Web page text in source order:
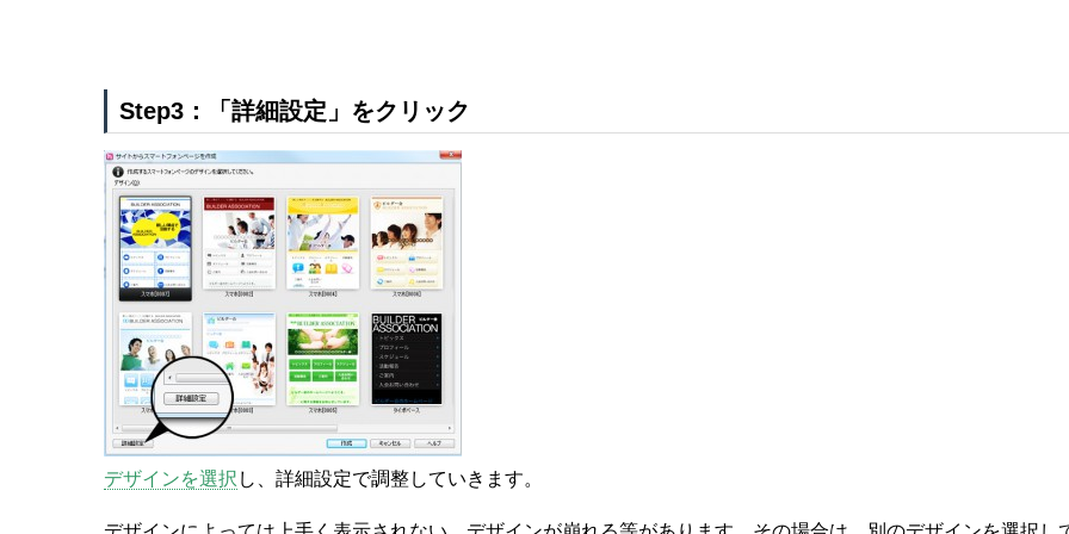
Step3：「詳細設定」をクリック
デザインを選択 し、詳細設定で調整していきます。